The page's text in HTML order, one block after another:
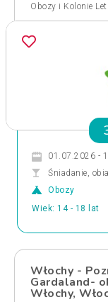
Obozy i Kolonie
01.07.2026 -
Śniadanie,
Obozy
Wiek: 14 - 18 lat
Włochy -
Gardaland-
Włochy,